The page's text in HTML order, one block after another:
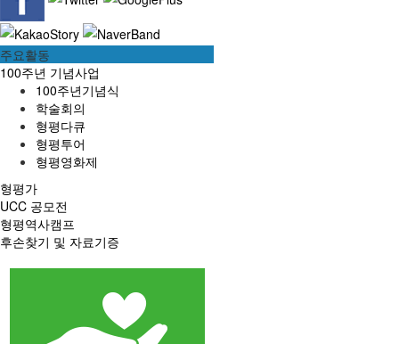
주요활동
100주년 기념사업
100주년기념식
학술회의
형평다큐
형평투어
형평영화제
형평가
UCC 공모전
형평역사캠프
후손찾기 및 자료기증